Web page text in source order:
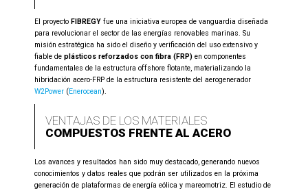
El proyecto FIBREGY fue una iniciativa europea de vanguardia diseñada
para revolucionar el sector de las energías renovables marinas. Su
misión estratégica ha sido el diseño y verificación del uso extensivo y
fiable de plásticos reforzados con fibra (FRP) en componentes
fundamentales de la estructura offshore flotante, materializando la
hibridación acero-FRP de la estructura resistente del aerogenerador
W2Power (Enerocean).
VENTAJAS DE LOS MATERIALES
COMPUESTOS FRENTE AL ACERO
Los avances y resultados han sido muy destacado, generando nuevos
conocimientos y datos reales que podrán ser utilizados en la próxima
generación de plataformas de energía eólica y mareomotriz. El estudio de